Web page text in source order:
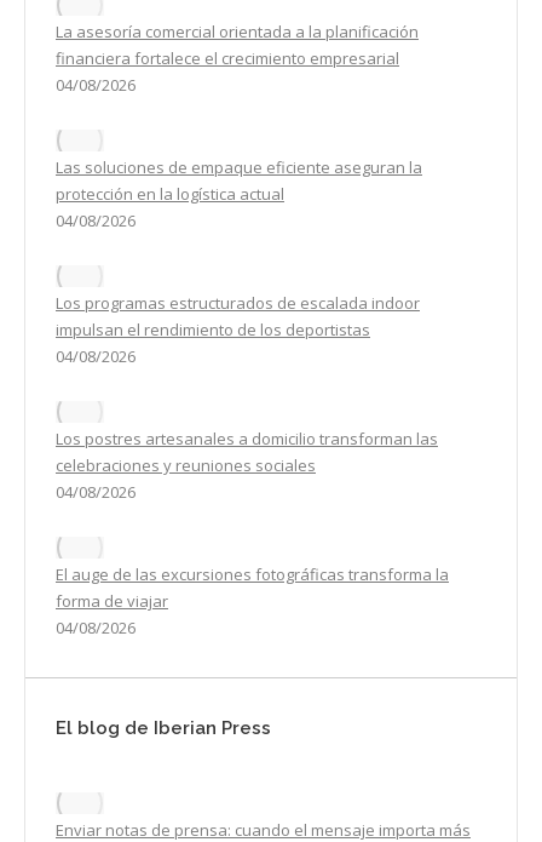
La asesoría comercial orientada a la planificación
financiera fortalece el crecimiento empresarial
04/08/2026
Las soluciones de empaque eficiente aseguran la
protección en la logística actual
04/08/2026
Los programas estructurados de escalada indoor
impulsan el rendimiento de los deportistas
04/08/2026
Los postres artesanales a domicilio transforman las
celebraciones y reuniones sociales
04/08/2026
El auge de las excursiones fotográficas transforma la
forma de viajar
04/08/2026
El blog de Iberian Press
Enviar notas de prensa: cuando el mensaje importa más